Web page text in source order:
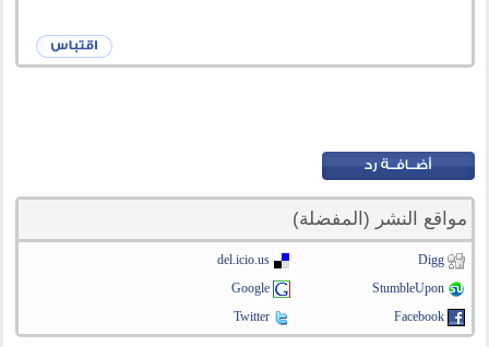
مواقع النشر (المفضلة)
Digg
del.icio.us
StumbleUpon
Google
Facebook
Twitter